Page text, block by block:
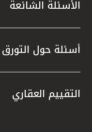
الأسئلة الشائعة
أسئلة حول التورق
التقييم العقاري